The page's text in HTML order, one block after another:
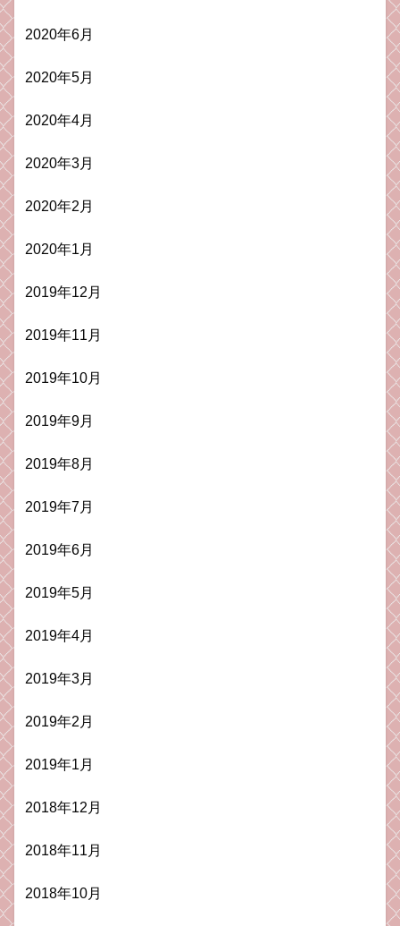
2020年6月
2020年5月
2020年4月
2020年3月
2020年2月
2020年1月
2019年12月
2019年11月
2019年10月
2019年9月
2019年8月
2019年7月
2019年6月
2019年5月
2019年4月
2019年3月
2019年2月
2019年1月
2018年12月
2018年11月
2018年10月